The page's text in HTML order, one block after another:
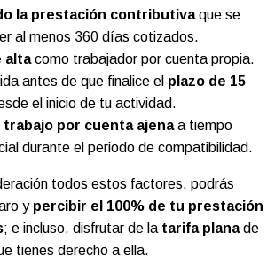
la prestación contributivaque se
al menos 360 días cotizados.
altacomo trabajador por cuenta propia.
antes de que finalice el plazo de 15
el inicio de tu actividad.
trabajo por cuenta ajenaa tiempo
durante el periodo de compatibilidad.
todos estos factores, podrás
y percibir el 100% de tu prestación
; e incluso, disfrutar de la tarifa planade
tienes derecho a ella.